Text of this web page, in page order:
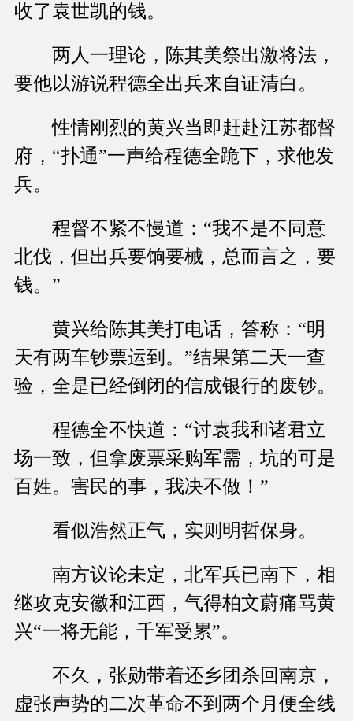
收了袁世凯的钱。
两人一理论，陈其美祭出激将法，
要他以游说程德全出兵来自证清白。
性情刚烈的黄兴当即赶赴江苏都督
府，“扑通”一声给程德全跪下，求他发
兵。
程督不紧不慢道：“我不是不同意
北伐，但出兵要饷要械，总而言之，要
钱。”
黄兴给陈其美打电话，答称：“明
天有两车钞票运到。”结果第二天一查
验，全是已经倒闭的信成银行的废钞。
程德全不快道：“讨袁我和诸君立
场一致，但拿废票采购军需，坑的可是
百姓。害民的事，我决不做！”
看似浩然正气，实则明哲保身。
南方议论未定，北军兵已南下，相
继攻克安徽和江西，气得柏文蔚痛骂黄
兴“一将无能，千军受累”。
不久，张勋带着还乡团杀回南京，
虚张声势的二次革命不到两个月便全线